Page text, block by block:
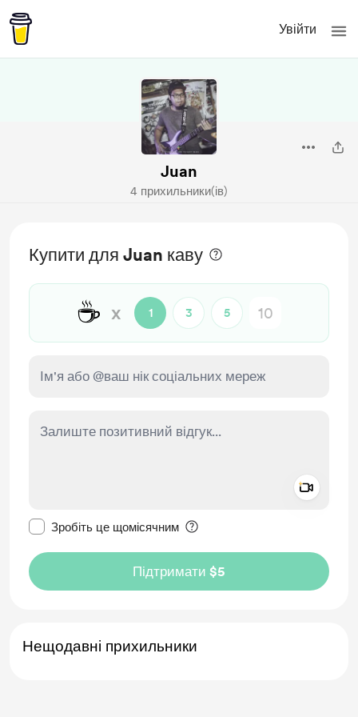
Увійти
Juan
4 прихильники(ів)
Купити для Juan каву
☕ x 1 3 5
Зробіть це щомісячним
Підтримати $5
Нещодавні прихильники